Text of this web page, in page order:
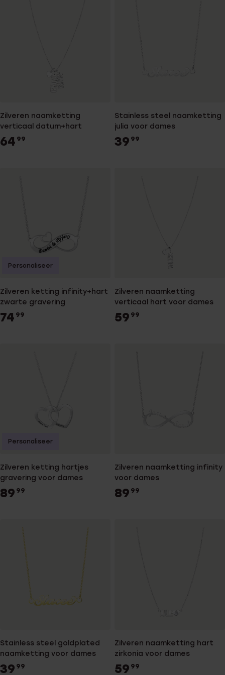
Zilveren naamketting
verticaal datum+hart
64 99
Stainless steel naamketting
julia voor dames
39 99
Zilveren ketting infinity+hart
zwarte gravering
74 99
Personaliseer
Zilveren naamketting
verticaal hart voor dames
59 99
Zilveren ketting hartjes
gravering voor dames
89 99
Personaliseer
Zilveren naamketting infinity
voor dames
89 99
Stainless steel goldplated
naamketting voor dames
39 99
Zilveren naamketting hart
zirkonia voor dames
59 99